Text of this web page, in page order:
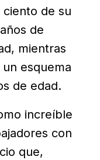
ciento de su
de
mientras
esquema
de edad.
increíble
con
que,